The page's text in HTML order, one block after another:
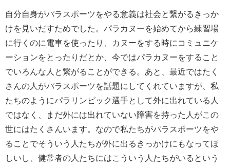
自分自身がパラスポーツをやる意義は社会と繋がるきっか
けを見いだすためでした。パラカヌーを始めてから練習場
に行くのに電車を使ったり、カヌーをする時にコミュニケ
ーションをとったりだとか、今ではパラカヌーをすること
でいろんな人と繋がることができる。あと、最近ではたく
さんの人がパラスポーツを話題にしてくれていますが、私
たちのようにパラリンピック選手として外に出れている人
ではなく、まだ外には出れていない障害を持った人がこの
世にはたくさんいます。なので私たちがパラスポーツをや
ることでそういう人たちが外に出るきっかけにもなってほ
しいし、健常者の人たちにはこういう人たちがいるという